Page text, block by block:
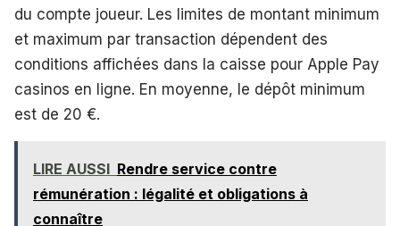
du compte joueur. Les limites de montant minimum
et maximum par transaction dépendent des
conditions affichées dans la caisse pour Apple Pay
casinos en ligne. En moyenne, le dépôt minimum
est de 20 €.
LIRE AUSSI Rendre service contre
rémunération : légalité et obligations à
connaître